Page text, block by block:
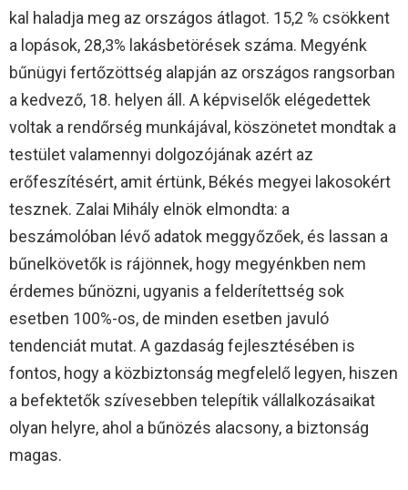
kal haladja meg az országos átlagot. 15,2 % csökkent
a lopások, 28,3% lakásbetörések száma. Megyénk
bűnügyi fertőzöttség alapján az országos rangsorban
a kedvező, 18. helyen áll. A képviselők elégedettek
voltak a rendőrség munkájával, köszönetet mondtak a
testület valamennyi dolgozójának azért az
erőfeszítésért, amit értünk, Békés megyei lakosokért
tesznek. Zalai Mihály elnök elmondta: a
beszámolóban lévő adatok meggyőzőek, és lassan a
bűnelkövetők is rájönnek, hogy megyénkben nem
érdemes bűnözni, ugyanis a felderítettség sok
esetben 100%-os, de minden esetben javuló
tendenciát mutat. A gazdaság fejlesztésében is
fontos, hogy a közbiztonság megfelelő legyen, hiszen
a befektetők szívesebben telepítik vállalkozásaikat
olyan helyre, ahol a bűnözés alacsony, a biztonság
magas.